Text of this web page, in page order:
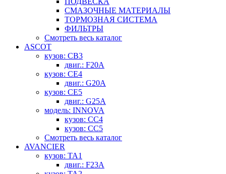
СМАЗОЧНЫЕ МАТЕРИАЛЫ
ТОРМОЗНАЯ СИСТЕМА
ФИЛЬТРЫ
Смотреть весь каталог
ASCOT
кузов: CB3
двиг.: F20A
кузов: CE4
двиг.: G20A
кузов: CE5
двиг.: G25A
модель: INNOVA
кузов: CC4
кузов: CC5
Смотреть весь каталог
AVANCIER
кузов: TA1
двиг.: F23A